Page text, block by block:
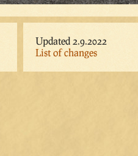
Updated 2.9.2022
List of changes